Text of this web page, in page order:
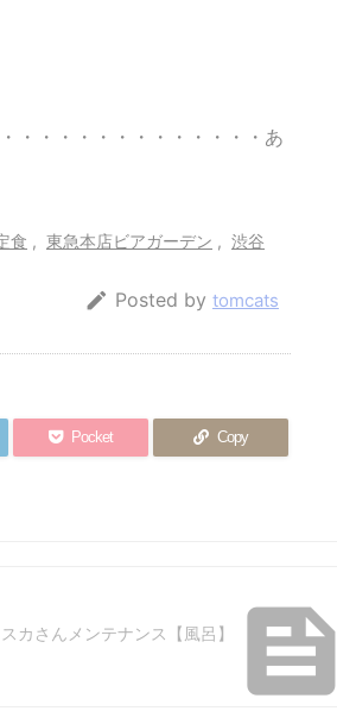
・・・・・・・・・・・・・あ
食 , 東急本店ビアガーデン , 渋谷
 Posted by tomcats
Pocket Copy

スカさんメンテナンス【風呂】
【家で】アド
【ライブ】
【走れ!】iPo
【歌え!】